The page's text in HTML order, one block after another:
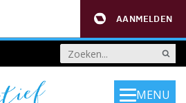
AANMELDEN
MENU